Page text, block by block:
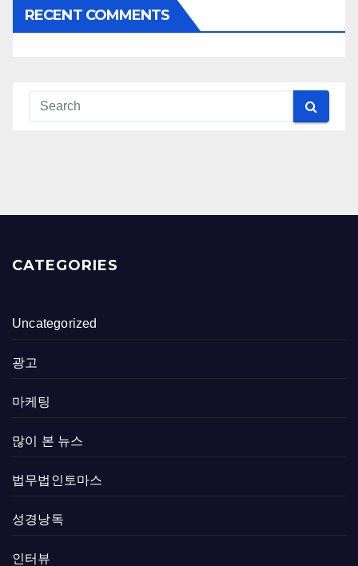
RECENT COMMENTS
CATEGORIES
Uncategorized
광고
마케팅
많이 본 뉴스
법무법인토마스
성경낭독
인터뷰